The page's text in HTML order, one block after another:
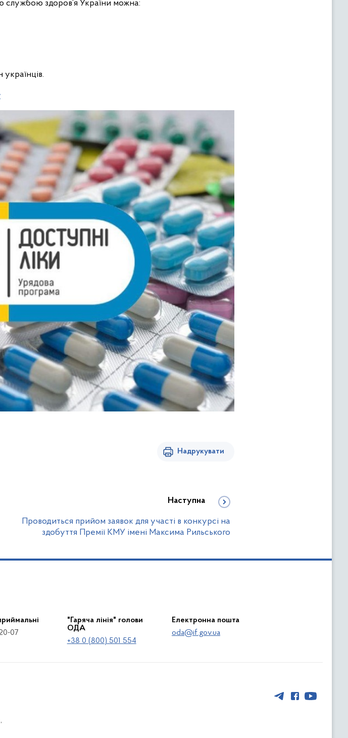
службою здоров’я України можна:
Надрукувати
Наступна
Проводиться прийом заявок для участі в конкурсі на
здобуття Премії КМУ імені Максима Рильського
07
"Гаряча лінія" голови
ОДА
+38 0 (800) 501 554
Електронна пошта
oda@if.gov.ua